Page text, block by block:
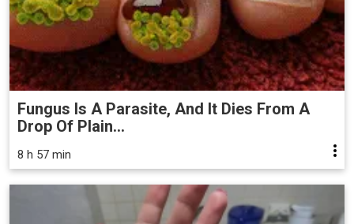
Fungus Is A Parasite, And It Dies From A
Drop Of Plain...
8 h 57 min